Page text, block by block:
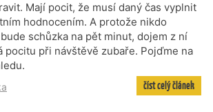
Mají pocit, že musí daný čas vyplnit
hodnocením. A protože nikdo
schůzka na pět minut, dojem z ní
pocitu při návštěvě zubaře. Pojďme na
číst celý článek